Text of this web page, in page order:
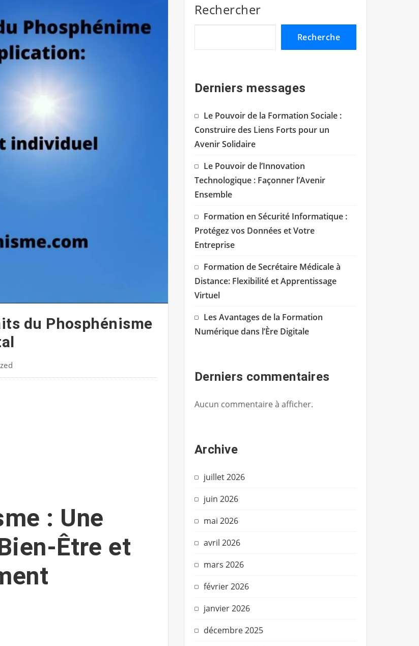
du Phosphénisme
: Une
Être et
Rechercher
Recherche
Derniers messages
Le Pouvoir de la Formation Sociale :
Construire des Liens Forts pour un
Avenir Solidaire
Le Pouvoir de l’Innovation
Technologique : Façonner l’Avenir
Ensemble
Formation en Sécurité Informatique :
Protégez vos Données et Votre
Entreprise
Formation de Secrétaire Médicale à
Distance: Flexibilité et Apprentissage
Virtuel
Les Avantages de la Formation
Numérique dans l’Ère Digitale
Derniers commentaires
Aucun commentaire à afficher.
Archive
juillet 2026
juin 2026
mai 2026
avril 2026
mars 2026
février 2026
janvier 2026
décembre 2025